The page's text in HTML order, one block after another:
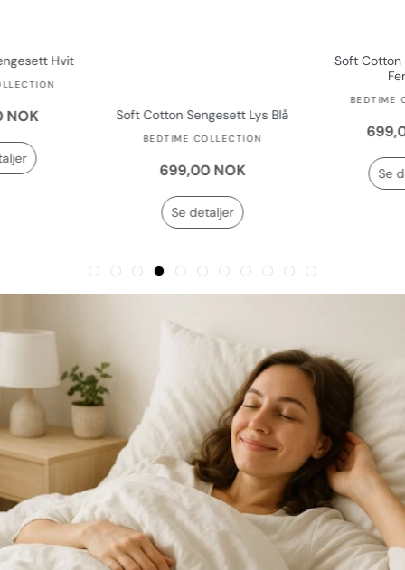
Hvit
NOK Soft Cotton Sengesett Lys Blå
BEDTIME COLLECTION
699,00 NOK
Se detaljer
Soft Cotton
BEDTIME
Se